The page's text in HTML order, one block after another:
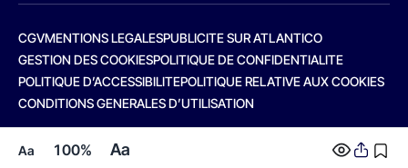
Aa 100% Aa
CGVMENTIONS LEGALESPUBLICITE SUR ATLANTICO
GESTION DES COOKIESPOLITIQUE DE CONFIDENTIALITE
POLITIQUE D’ACCESSIBILITEPOLITIQUE RELATIVE AUX COOKIES
CONDITIONS GENERALES D’UTILISATION